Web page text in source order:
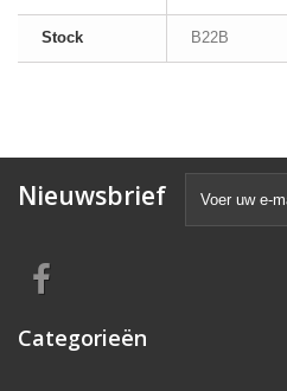
Stock B22B
Nieuwsbrief
Categorieën